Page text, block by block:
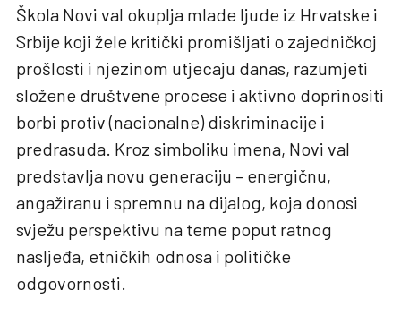
Škola Novi val okuplja mlade ljude iz Hrvatske i
Srbije koji žele kritički promišljati o zajedničkoj
prošlosti i njezinom utjecaju danas, razumjeti
složene društvene procese i aktivno doprinositi
borbi protiv (nacionalne) diskriminacije i
predrasuda. Kroz simboliku imena, Novi val
predstavlja novu generaciju – energičnu,
angažiranu i spremnu na dijalog, koja donosi
svježu perspektivu na teme poput ratnog
nasljeđa, etničkih odnosa i političke
odgovornosti.